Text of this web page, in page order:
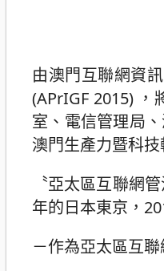
由澳門互聯網資
(APrIGF 2015)
室、電信管理局
澳門生產力暨科
〝亞太區互聯網
年的日本東京，
－作為亞太區互